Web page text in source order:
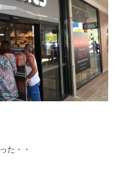
た・・